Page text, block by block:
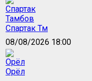
Спартак Тм
08/08/2026 18:00
Орёл